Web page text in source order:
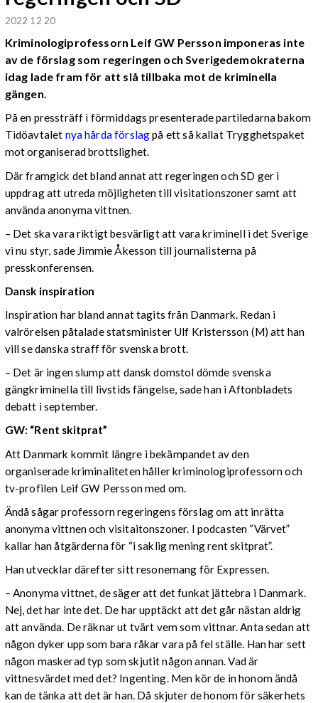
2022 12 20
Kriminologiprofessorn Leif GW Persson imponeras inte
av de förslag som regeringen och Sverigedemokraterna
idag lade fram för att slå tillbaka mot de kriminella
gängen.
På en pressträff i förmiddags presenterade partiledarna bakom
Tidöavtalet nya hårda förslagpå ett så kallat Trygghetspaket
mot organiserad brottslighet.
Där framgick det bland annat att regeringen och SD ger i
uppdrag att utreda möjligheten till visitationszoner samt att
använda anonyma vittnen.
– Det ska vara riktigt besvärligt att vara kriminell i det Sverige
vi nu styr, sade Jimmie Åkesson till journalisterna på
presskonferensen.
Dansk inspiration
Inspiration har bland annat tagits från Danmark. Redan i
valrörelsen påtalade statsminister Ulf Kristersson (M) att han
vill se danska straff för svenska brott.
– Det är ingen slump att dansk domstol dömde svenska
gängkriminella till livstids fängelse, sade han i Aftonbladets
debatt i september.
GW: “Rent skitprat”
Att Danmark kommit längre i bekämpandet av den
organiserade kriminaliteten håller kriminologiprofessorn och
tv-profilen Leif GW Persson med om.
Ändå sågar professorn regeringens förslag om att inrätta
anonyma vittnen och visitaitonszoner. I podcasten “Värvet”
kallar han åtgärderna för “i saklig mening rent skitprat”.
Han utvecklar därefter sitt resonemang för Expressen.
– Anonyma vittnet, de säger att det funkat jättebra i Danmark.
Nej, det har inte det. De har upptäckt att det går nästan aldrig
att använda. De räknar ut tvärt vem som vittnar. Anta sedan att
någon dyker upp som bara råkar vara på fel ställe. Han har sett
någon maskerad typ som skjutit någon annan. Vad är
vittnesvärdet med det? Ingenting. Men kör de in honom ändå
kan de tänka att det är han. Då skjuter de honom för säkerhets